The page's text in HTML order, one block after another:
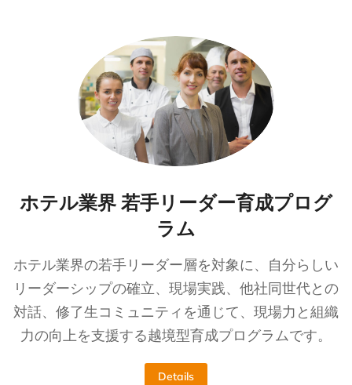
ホテル業界 若手リーダー育成プログ
ラム
ホテル業界の若手リーダー層を対象に、自分らしい
リーダーシップの確立、現場実践、他社同世代との
対話、修了生コミュニティを通じて、現場力と組織
力の向上を支援する越境型育成プログラムです。
Details